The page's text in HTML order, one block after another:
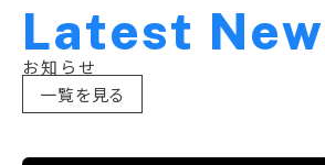
Latest New
お知らせ
一覧を見る